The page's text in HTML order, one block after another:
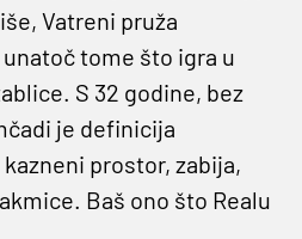
Vatreni pruža
tome što igra u
S 32 godine, bez
je definicija
prostor, zabija,
Baš ono što Realu